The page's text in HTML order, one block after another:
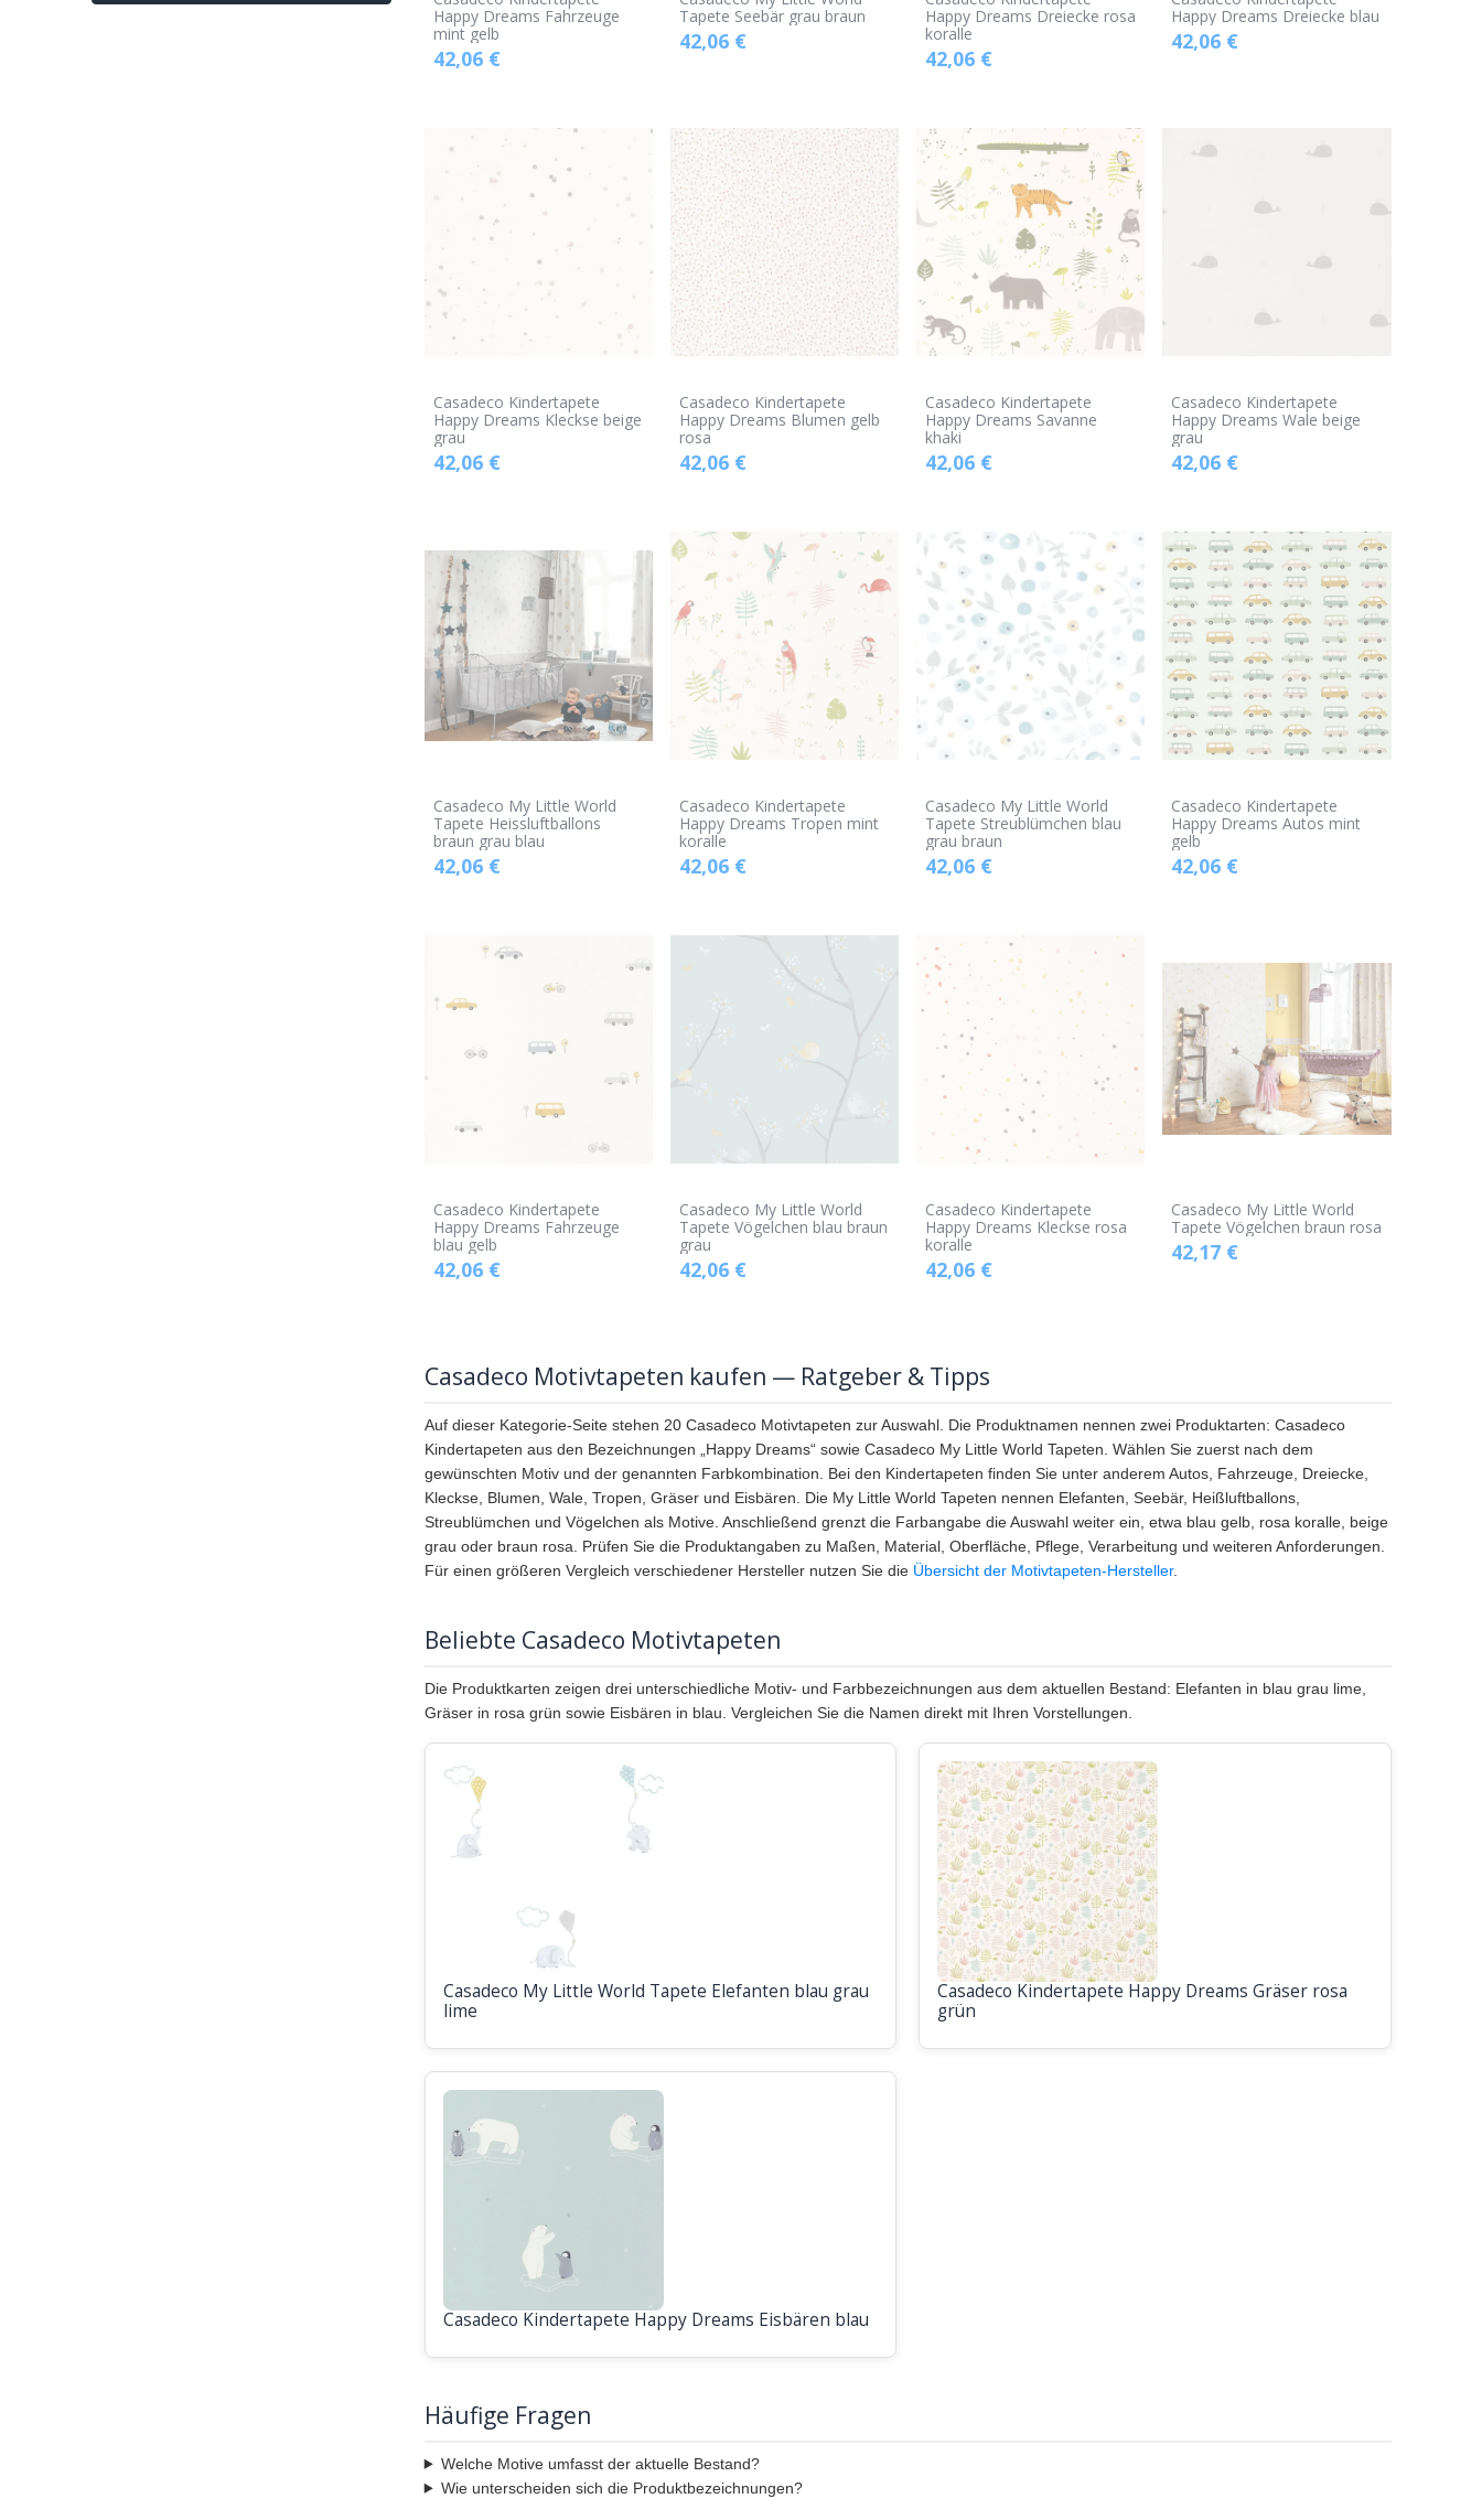
Happy Dreams Fahrzeuge
mint gelb
42,06€
Tapete Seebär grau braun
42,06€
Happy Dreams Dreiecke rosa
koralle
42,06 €
Happy Dreams Dreiecke blau
42,06 €
Casadeco Kindertapete
Happy Dreams Kleckse beige
grau
42,06€
Casadeco Kindertapete
Happy Dreams Blumen gelb
rosa
42,06€
Casadeco Kindertapete
Happy Dreams Savanne
khaki
42,06 €
Casadeco Kindertapete
Happy Dreams Wale beige
grau
42,06 €
Casadeco My Little World
Tapete Heissluftballons
braun grau blau
42,06€
Casadeco Kindertapete
Happy Dreams Tropen mint
koralle
42,06€
Casadeco My Little World
Tapete Streublümchen blau
grau braun
42,06 €
Casadeco Kindertapete
Happy Dreams Autos mint
gelb
42,06 €
Casadeco Kindertapete
Happy Dreams Fahrzeuge
blau gelb
42,06€
Casadeco My Little World
Tapete Vögelchen blau braun
grau
42,06€
Casadeco Kindertapete
Happy Dreams Kleckse rosa
koralle
42,06 €
Casadeco My Little World
Tapete Vögelchen braun rosa
42,17 €
Casadeco Motivtapeten kaufen — Ratgeber & Tipps
Auf dieser Kategorie-Seite stehen 20 Casadeco Motivtapeten zur Auswahl. Die Produktnamen nennen zwei Produktarten: Casadeco
Kindertapeten aus den Bezeichnungen „Happy Dreams“ sowie Casadeco My Little World Tapeten. Wählen Sie zuerst nach dem
gewünschten Motiv und der genannten Farbkombination. Bei den Kindertapeten finden Sie unter anderem Autos, Fahrzeuge, Dreiecke,
Kleckse, Blumen, Wale, Tropen, Gräser und Eisbären. Die My Little World Tapeten nennen Elefanten, Seebär, Heißluftballons,
Streublümchen und Vögelchen als Motive. Anschließend grenzt die Farbangabe die Auswahl weiter ein, etwa blau gelb, rosa koralle, beige
grau oder braun rosa. Prüfen Sie die Produktangaben zu Maßen, Material, Oberfläche, Pflege, Verarbeitung und weiteren Anforderungen.
Für einen größeren Vergleich verschiedener Hersteller nutzen Sie die Übersicht der Motivtapeten-Hersteller.
Beliebte Casadeco Motivtapeten
Die Produktkarten zeigen drei unterschiedliche Motiv- und Farbbezeichnungen aus dem aktuellen Bestand: Elefanten in blau grau lime,
Gräser in rosa grün sowie Eisbären in blau. Vergleichen Sie die Namen direkt mit Ihren Vorstellungen.
Casadeco My Little World Tapete Elefanten blau grau
lime
Casadeco Kindertapete Happy Dreams Gräser rosa
grün
Casadeco Kindertapete Happy Dreams Eisbären blau
Häufige Fragen
Welche Motive umfasst der aktuelle Bestand?
Wie unterscheiden sich die Produktbezeichnungen?